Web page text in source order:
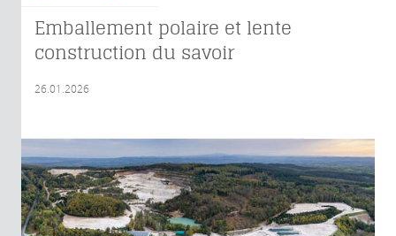
Emballement polaire et lente
construction du savoir
26.01.2026